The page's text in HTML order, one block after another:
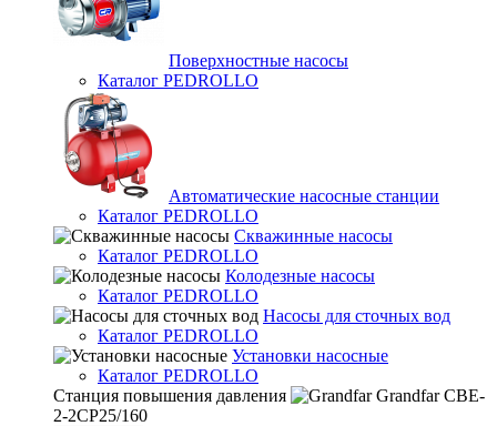
Поверхностные насосы
Каталог PEDROLLO
Автоматические насосные станции
Каталог PEDROLLO
Скважинные насосы
Каталог PEDROLLO
Колодезные насосы
Каталог PEDROLLO
Насосы для сточных вод
Каталог PEDROLLO
Установки насосные
Каталог PEDROLLO
Станция повышения давления
Grandfar CBE-
2-2CP25/160